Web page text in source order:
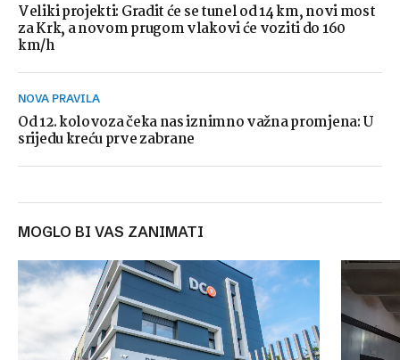
Veliki projekti: Gradit će se tunel od 14 km, novi most
za Krk, a novom prugom vlakovi će voziti do 160
km/h
NOVA PRAVILA
Od 12. kolovoza čeka nas iznimno važna promjena: U
srijedu kreću prve zabrane
MOGLO BI VAS ZANIMATI